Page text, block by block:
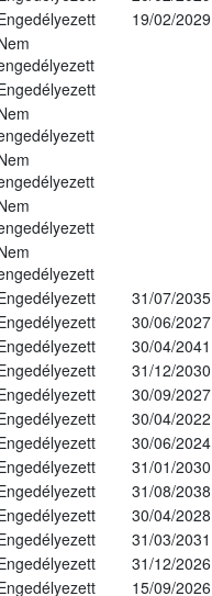
19/02/2029
31/07/2035
30/06/2027
30/04/2041
31/12/2030
30/09/2027
30/04/2022
30/06/2024
31/01/2030
31/08/2038
30/04/2028
31/03/2031
31/12/2026
15/09/2026